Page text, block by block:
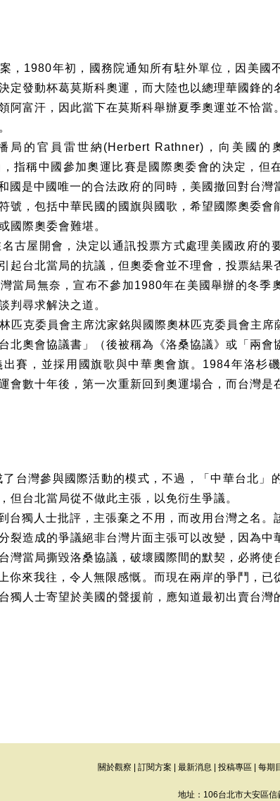
， 1980年初，國務院通知所有駐外單位，因美國
定發動杯葛莫斯科奧運，而大陸也以總理華國鋒的
阿富汗，因此當下在莫斯科舉辦夏季奧運並不恰當
局的官員雷世納 (Herbert Rathner) ，向美國的
指稱中國參加奧運比賽是國際奧委會的決定，但
國是中國唯一的合法政府的同時，美國撤回對台灣
號，包括中華民國的國旗與國歌，希望國際奧委會
國際奧委會難堪。
名古屋開會，決定以通訊投票方式處理美國政府的
起台北當局的抗議，但奧委會並不理會，投票結果
當局無奈，宣布不參加1980年在美國舉辦的冬季
判尋求解決之道。
匹克委員會主席沈家銘與國際奧林匹克委員會主席
北奧會協議書」（後被稱為《洛桑協議》或「兩會
賽，並採用國旗歌與中華奧會旗。 1984年洛杉
會數十年後，第一次重新回到奧運場合，而台灣是
台灣參與國際活動的模式，不過，「中華台北」
但台北當局從不做此主張，以免衍生爭議。
台獨人士批評，主張棄之不用，而改用台灣之名。
裂造成的爭議絕非台灣片面主張可以改變，因為中
灣當局撕毀洛桑協議，破壞國際間的默契，必將使
你來我往，令人無限感慨。而現在兩岸的爭鬥，已
獨人士寄望於美國的聲援前，應知道最初出賣台灣
關於觀察 訂閱方案 最新消息 投稿專區 每期
地址：106台北市大安區